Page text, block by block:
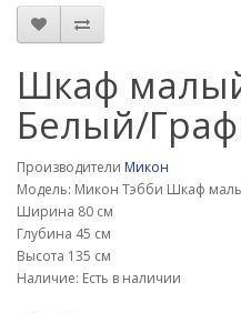
Шкаф
Белый/
Производители Микон
Модель: Микон Тэбби Шкаф
Ширина 80 см
Глубина 45 см
Высота 135 см
Наличие: Есть в наличии